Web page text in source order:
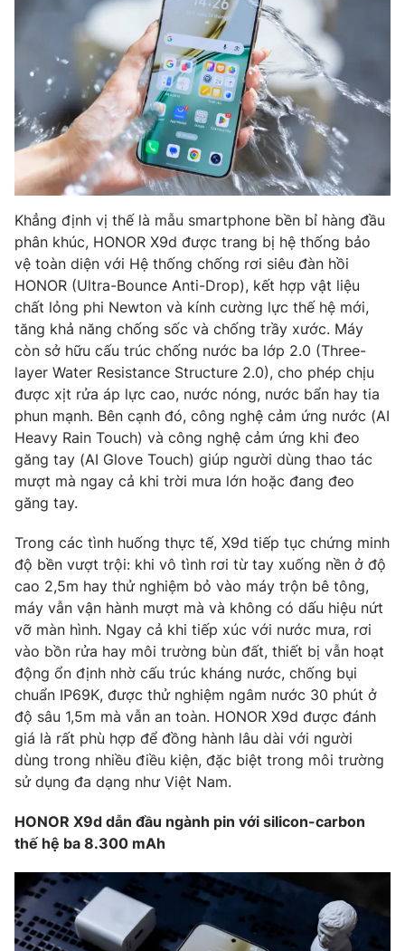
Shorts video
VTV Money VTV Thể thao
VTV Sức khoẻ Bất động sản
Thị trường 24h Tấm lòng Việt
VTV4 Vươn mình bằng AI
VTV9 VTV8
Liên hệ tòa soạn English
THỜI BÁO VTV
Theo dõi báo trên
Cơ quan chủ quản:
Đài Truyền hình Việt Nam
Cơ quan báo chí:Thời báo VTV
Giấy phép hoạt động báo in và báo điện tử số 483/GP-BTTTT
cấp ngày 29/12/2023
Tổng Biên tập: Vũ Thanh Thủy
Phó Tổng Biên tập:Nguyễn Thị Mỹ Hạnh, Phạm Quốc Thắng,
Nguyễn Trọng Ninh
Tổng đài VTV: 024.38 355 931 - 024.38 355 932
Ðiện thoại Thời báo VTV: 024.66 897 897
Email:
toasoan@vtv.vn
Khẳng định vị thế là mẫu smartphone bền bỉ hàng đầu
phân khúc, HONOR X9d được trang bị hệ thống bảo
vệ toàn diện với Hệ thống chống rơi siêu đàn hồi
HONOR (Ultra-Bounce Anti-Drop), kết hợp vật liệu
chất lỏng phi Newton và kính cường lực thế hệ mới,
tăng khả năng chống sốc và chống trầy xước. Máy
còn sở hữu cấu trúc chống nước ba lớp 2.0 (Three-
layer Water Resistance Structure 2.0), cho phép chịu
được xịt rửa áp lực cao, nước nóng, nước bẩn hay tia
phun mạnh. Bên cạnh đó, công nghệ cảm ứng nước (AI
Heavy Rain Touch) và công nghệ cảm ứng khi đeo
găng tay (AI Glove Touch) giúp người dùng thao tác
mượt mà ngay cả khi trời mưa lớn hoặc đang đeo
găng tay.
Trong các tình huống thực tế, X9d tiếp tục chứng minh
độ bền vượt trội: khi vô tình rơi từ tay xuống nền ở độ
cao 2,5m hay thử nghiệm bỏ vào máy trộn bê tông,
máy vẫn vận hành mượt mà và không có dấu hiệu nứt
vỡ màn hình. Ngay cả khi tiếp xúc với nước mưa, rơi
vào bồn rửa hay môi trường bùn đất, thiết bị vẫn hoạt
động ổn định nhờ cấu trúc kháng nước, chống bụi
chuẩn IP69K, được thử nghiệm ngâm nước 30 phút ở
độ sâu 1,5m mà vẫn an toàn. HONOR X9d được đánh
giá là rất phù hợp để đồng hành lâu dài với người
dùng trong nhiều điều kiện, đặc biệt trong môi trường
sử dụng đa dạng như Việt Nam.
HONOR X9d dẫn đầu ngành pin với silicon-carbon
thế hệ ba 8.300 mAh